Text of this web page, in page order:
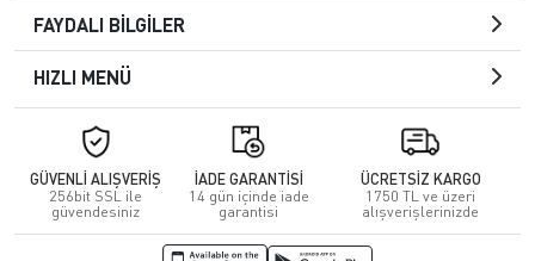
FAYDALI BİLGİLER
HIZLI MENÜ
GÜVENLİ ALIŞVERİŞ
256bit SSL ile
güvendesiniz
İADE GARANTİSİ
14 gün içinde iade
garantisi
ÜCRETSİZ KARGO
1750 TL ve üzeri
alışverişlerinizde